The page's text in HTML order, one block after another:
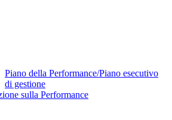
Piano della Performance/Piano esecutivo
di gestione
sulla Performance